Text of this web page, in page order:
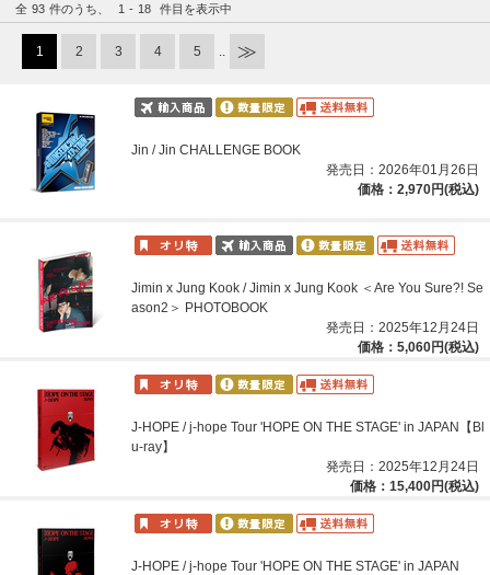
全 93 件のうち、 1 - 18 件目を表示中
1 2 3 4 5 ..
Jin / Jin CHALLENGE BOOK
発売日：2026年01月26日
価格：2,970円(税込)
Jimin x Jung Kook / Jimin x Jung Kook ＜Are You Sure?! Se
ason2＞ PHOTOBOOK
発売日：2025年12月24日
価格：5,060円(税込)
J-HOPE / j-hope Tour 'HOPE ON THE STAGE' in JAPAN【Bl
u-ray】
発売日：2025年12月24日
価格：15,400円(税込)
J-HOPE / j-hope Tour 'HOPE ON THE STAGE' in JAPAN